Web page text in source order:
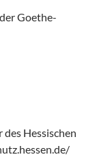
Goethe-
Hessischen